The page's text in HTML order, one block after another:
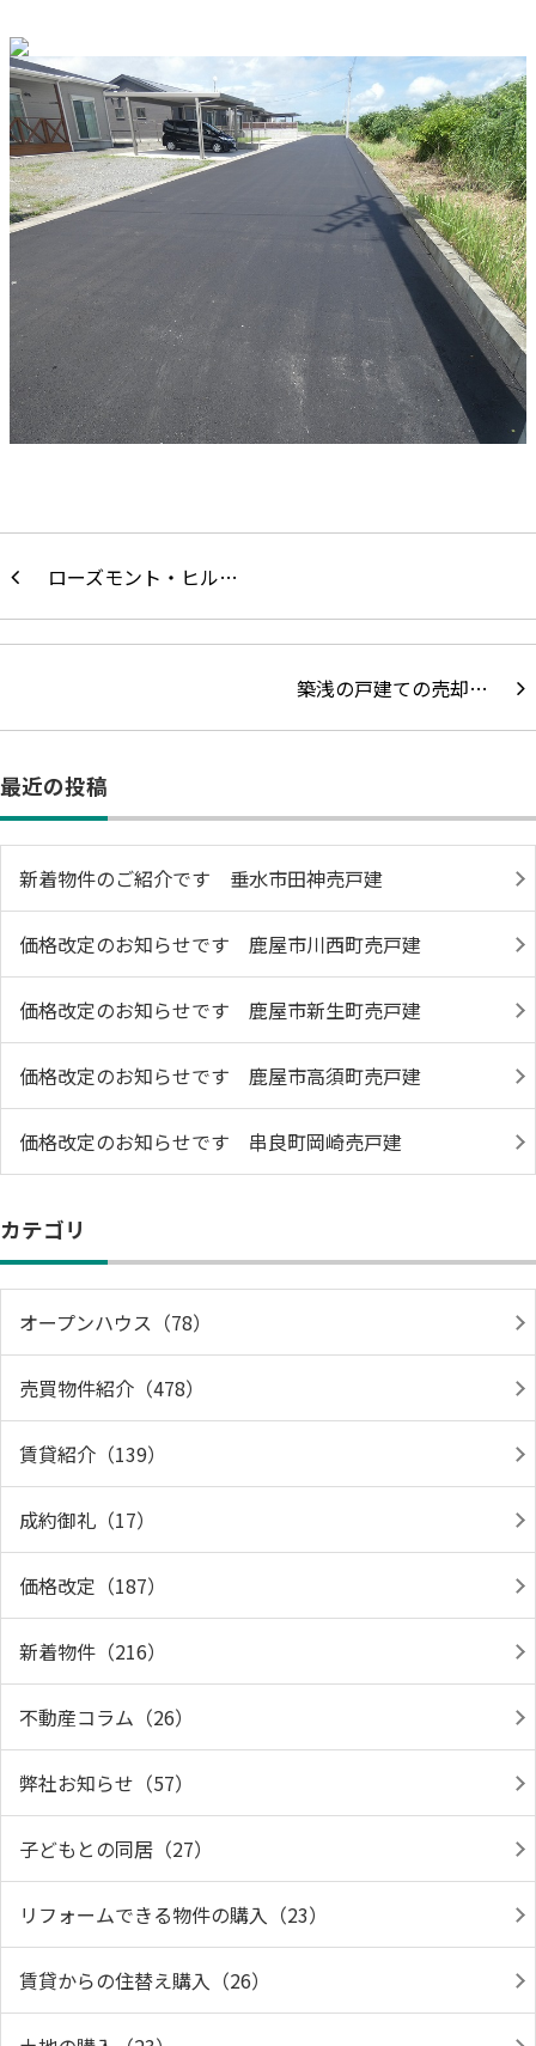
ローズモント・ヒル…
築浅の戸建ての売却…
最近の投稿
新着物件のご紹介です 垂水市田神売戸建
価格改定のお知らせです 鹿屋市川西町売戸建
価格改定のお知らせです 鹿屋市新生町売戸建
価格改定のお知らせです 鹿屋市高須町売戸建
価格改定のお知らせです 串良町岡崎売戸建
カテゴリ
オープンハウス（78）
売買物件紹介（478）
賃貸紹介（139）
成約御礼（17）
価格改定（187）
新着物件（216）
不動産コラム（26）
弊社お知らせ（57）
子どもとの同居（27）
リフォームできる物件の購入（23）
賃貸からの住替え購入（26）